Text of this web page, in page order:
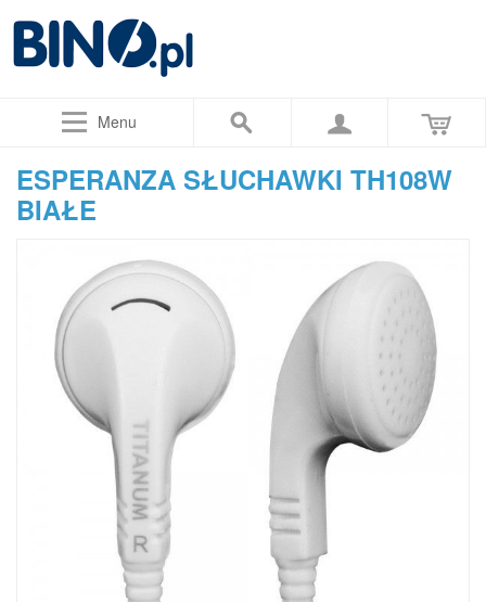
Menu
ESPERANZA SŁUCHAWKI TH108W
BIAŁE